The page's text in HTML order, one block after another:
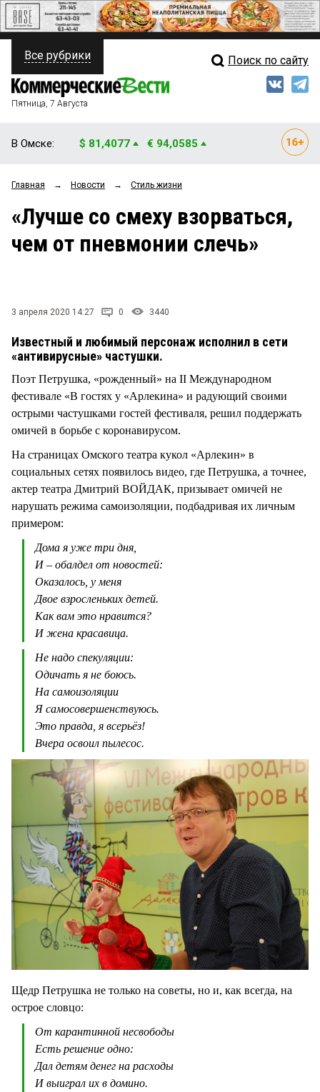
ПОЛИТИКА
ФИНАНСЫ
ОБЩЕСТВО
ЗАКОН
НОВОСТИ КОМПАНИЙ
СТИЛЬ ЖИЗНИ
Свежий выпуск
Рейтинги
Блоги
Все рубрики Поиск по сайту
Пятница, 7 Августа
В Омске: $ 81,4077 € 94,0585
Главная → Новости → Стиль жизни
«Лучше со смеху взорваться,
чем от пневмонии слечь»
3 апреля 2020 14:27 0 3440
Известный и любимый персонаж исполнил в сети
«антивирусные» частушки.
Поэт Петрушка, «рожденный» на II Международном
фестивале «В гостях у «Арлекина» и радующий своими
острыми частушками гостей фестиваля, решил поддержать
омичей в борьбе с коронавирусом.
На страницах Омского театра кукол «Арлекин» в
социальных сетях появилось видео, где Петрушка, а точнее,
актер театра Дмитрий ВОЙДАК, призывает омичей не
нарушать режима самоизоляции, подбадривая их личным
примером:
Дома я уже три дня,
И – обалдел от новостей:
Оказалось, у меня
Двое взросленьких детей.
Как вам это нравится?
И жена красавица.
Не надо спекуляции:
Одичать я не боюсь.
На самоизоляции
Я самосовершенствуюсь.
Это правда, я всерьёз!
Вчера освоил пылесос.
Щедр Петрушка не только на советы, но и, как всегда, на
острое словцо:
От карантинной несвободы
Есть решение одно:
Дал детям денег на расходы
И выиграл их в домино.